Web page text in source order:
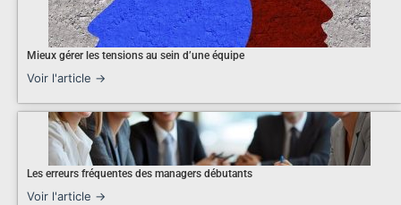
Mieux gérer les tensions au sein d’une équipe
Voir l'article →
Les erreurs fréquentes des managers débutants
Voir l'article →